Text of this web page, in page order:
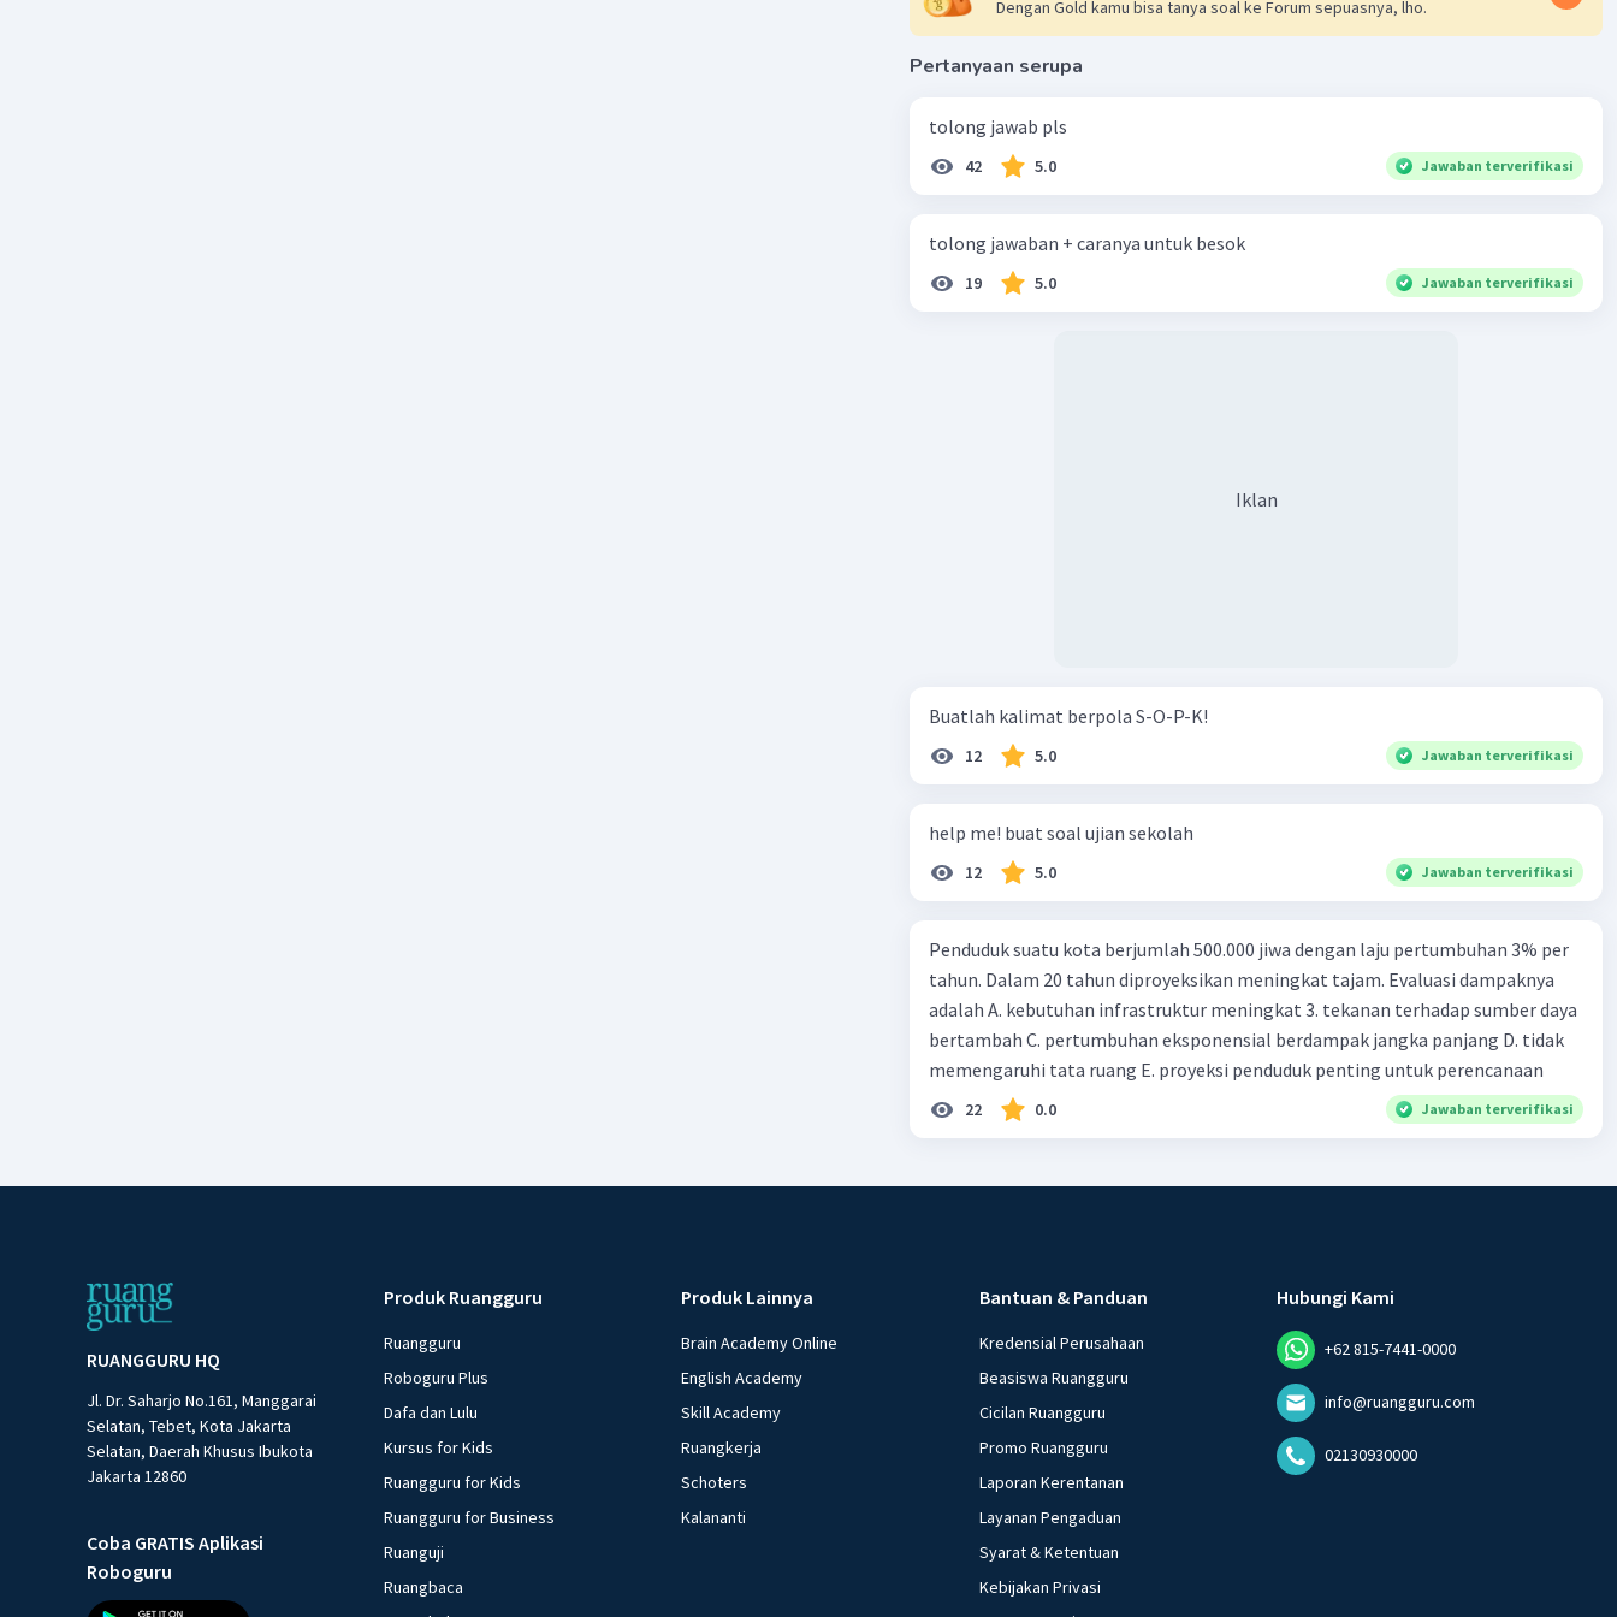
terhadap sosis bakar adalah 5 : 6, tentukan tiga kemungkinan banyak
Diketahui rasio antara kerak telor dan sosis bakar adalah 5 : 6. Kita
menggunakan kelipatan dari rasio ini.
Misalnya:
bakar.
3. Jika ada 15 pembeli di kerak telor, maka ada 18 pembeli di sosis
Dengan Gold kamu bisa tanya soal ke Forum sepuasnya, lho.
Pertanyaan serupa
tolong jawab pls
42 5.0 Jawaban terverifikasi
tolong jawaban + caranya untuk besok
19 5.0 Jawaban terverifikasi
Iklan
Buatlah kalimat berpola S-O-P-K!
12 5.0 Jawaban terverifikasi
help me! buat soal ujian sekolah
12 5.0 Jawaban terverifikasi
Penduduk suatu kota berjumlah 500.000 jiwa dengan laju pertumbuhan 3% per
tahun. Dalam 20 tahun diproyeksikan meningkat tajam. Evaluasi dampaknya
adalah A. kebutuhan infrastruktur meningkat 3. tekanan terhadap sumber daya
bertambah C. pertumbuhan eksponensial berdampak jangka panjang D. tidak
memengaruhi tata ruang E. proyeksi penduduk penting untuk perencanaan
22 0.0 Jawaban terverifikasi
RUANGGURU HQ
Jl. Dr. Saharjo No.161, Manggarai
Selatan, Tebet, Kota Jakarta
Selatan, Daerah Khusus Ibukota
Jakarta 12860
Coba GRATIS Aplikasi
Roboguru
Produk Ruangguru
Ruangguru
Roboguru Plus
Dafa dan Lulu
Kursus for Kids
Ruangguru for Kids
Ruangguru for Business
Ruanguji
Ruangbaca
Produk Lainnya
Brain Academy Online
English Academy
Skill Academy
Ruangkerja
Schoters
Kalananti
Bantuan & Panduan
Kredensial Perusahaan
Beasiswa Ruangguru
Cicilan Ruangguru
Promo Ruangguru
Laporan Kerentanan
Layanan Pengaduan
Syarat & Ketentuan
Kebijakan Privasi
Hubungi Kami
+62 815-7441-0000
info@ruangguru.com
02130930000